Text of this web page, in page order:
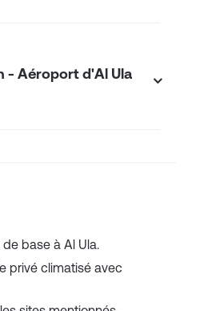
- Aéroport d'Al Ula
base à Al Ula.
privé climatisé avec